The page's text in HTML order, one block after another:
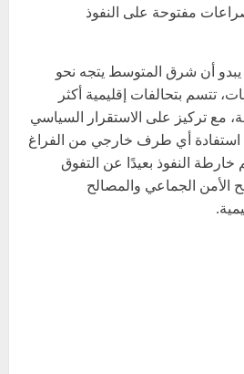
مفتوحة على النفوذ
أن شرق المتوسط يتجه نحو
تتسم بتحالفات إقليمية أكثر
مع تركيز على الاستقرار السياسي
استفادة أي طرف خارجي من الفراغ
النفوذ بعيدًا عن التفوق
الأمن الجماعي والمصالح